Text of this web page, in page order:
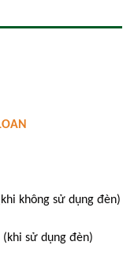
không sử dụng đèn)
sử dụng đèn)